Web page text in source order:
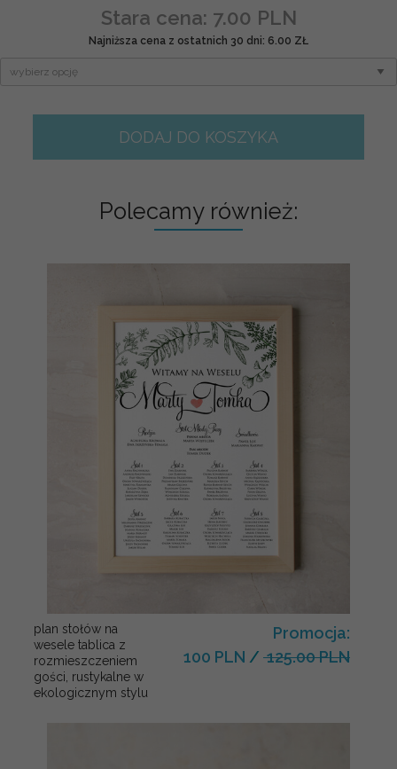
Stara cena: 7.00 PLN
Najniższa cena z ostatnich 30 dni: 6.00 ZŁ
DODAJ DO KOSZYKA
Polecamy również:
plan stołów na
wesele tablica z
rozmieszczeniem
gości, rustykalne w
ekologicznym stylu
Promocja:
100 PLN / 125.00 PLN